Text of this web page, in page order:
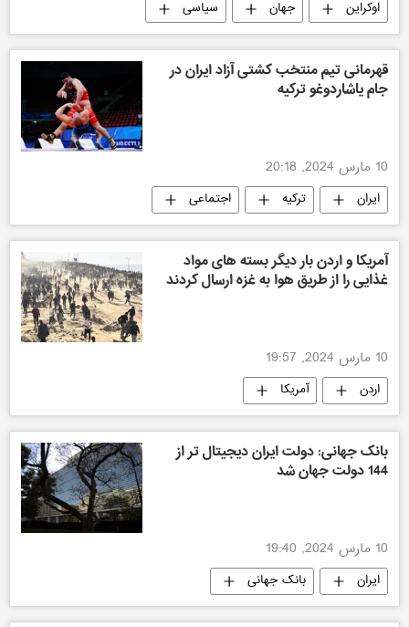
اوکراین جهان سیاسی
قهرمانی تیم منتخب کشتی آزاد ایران در
جام یاشاردوغو ترکیه
10 مارس 2024, 20:18
ایران ترکیه اجتماعی
آمریکا و اردن بار دیگر بسته های مواد
غذایی را از طریق هوا به غزه ارسال کردند
10 مارس 2024, 19:57
اردن
آمریکا
تنش بین اسرائیل و فلسطین
اجتماعی
بانک جهانی: دولت ایران دیجیتال تر از
144 دولت جهان شد
10 مارس 2024, 19:40
ایران بانک جهانی